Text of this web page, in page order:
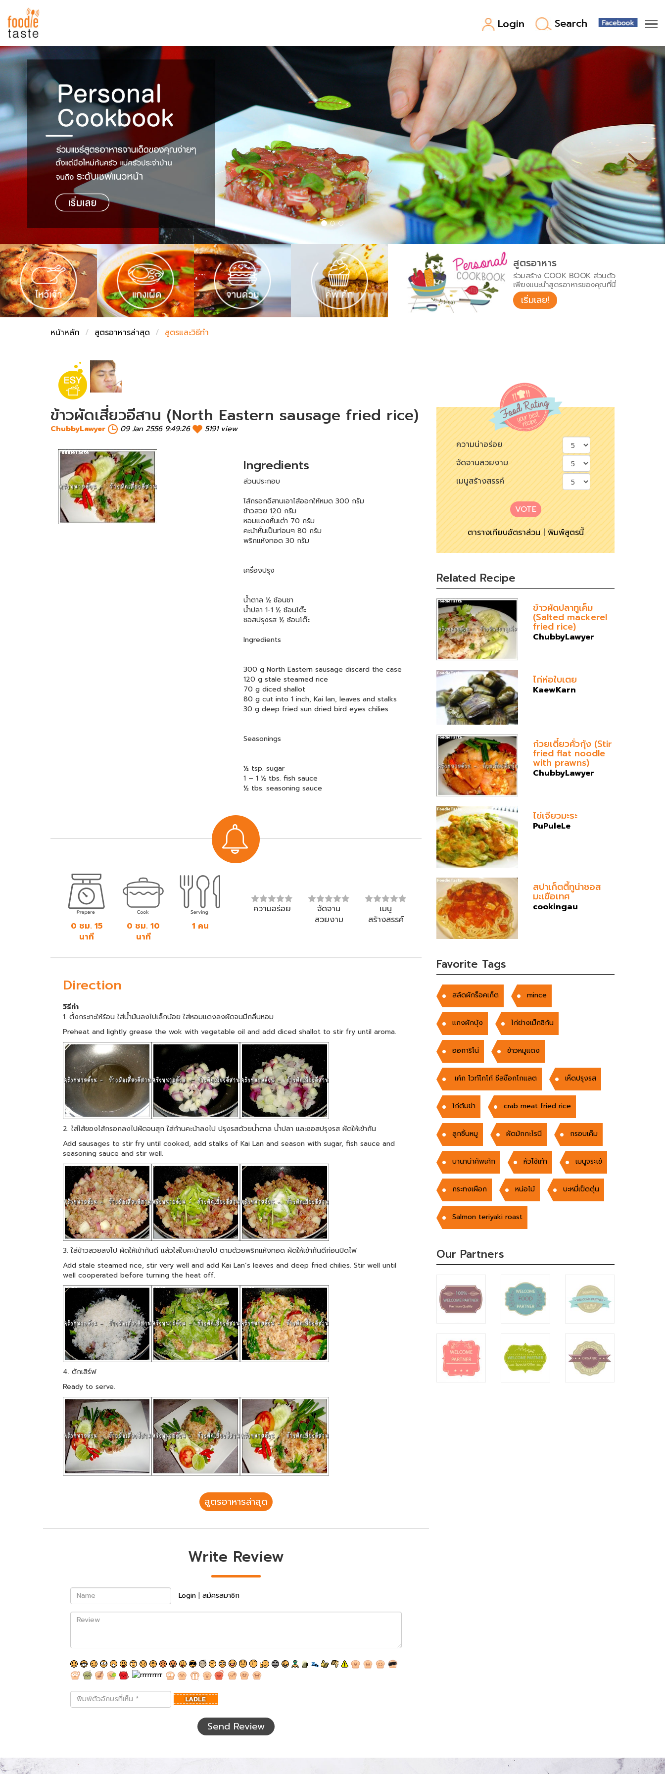
Login Search
สูตรอาหาร
สูตรอาหารล่าสุด
Top Foodie
พาไปชิม
สารพันก้นครัว
เคล็ดลับน่ารู้
เปรียบเทียบหน่วยการตวง
เปรียบเทียบอุณหภูมิ
เปรียบเทียบน้ำหนักวัตถุดิบ
ชั่งตวงเนย
FoodPedia
สร้าง Cookbook
สูตรอาหาร
ร่วมสร้าง COOK BOOK ส่วนตัว
เพียงแนะนำสูตรอาหารของคุณที่นี่
เริ่มเลย!
หน้าหลัก สูตรอาหารล่าสุด สูตรและวิธีทำ
ข้าวผัดเสี่ยวอีสาน (North Eastern sausage fried rice)
ChubbyLawyer 09 Jan 2556 9:49:26 5191 view
Ingredients
ส่วนประกอบ
ไส้กรอกอีสานเอาไส้ออกให้หมด 300 กรัม
ข้าวสวย 120 กรัม
หอมแดงหั่นเต๋า 70 กรัม
คะน้าหั่นเป็นท่อนๆ 80 กรัม
พริกแห้งทอด 30 กรัม
เครื่องปรุง
น้ำตาล ½ ช้อนชา
น้ำปลา 1-1 ½ ช้อนโต๊ะ
ซอสปรุงรส ½ ช้อนโต๊ะ
Ingredients
300 g North Eastern sausage discard the case
120 g stale steamed rice
70 g diced shallot
80 g cut into 1 inch, Kai lan, leaves and stalks
30 g deep fried sun dried bird eyes chilies
Seasonings
½ tsp. sugar
1 – 1 ½ tbs. fish sauce
½ tbs. seasoning sauce
0 ชม. 15
นาที
0 ชม. 10
นาที
1 คน
ความอร่อย
จัดจาน
สวยงาม
เมนู
สร้างสรรค์
Direction
วิธีทำ
1. ตั้งกระทะให้ร้อน ใส่น้ำมันลงไปเล็กน้อย ใส่หอมแดงลงผัดจนมีกลิ่นหอม
Preheat and lightly grease the wok with vegetable oil and add diced shallot to stir fry until aroma.
2. ใส่ไส้ของไส้กรอกลงไปผัดจนสุก ใส่ก้านคะน้าลงไป ปรุงรสด้วยน้ำตาล น้ำปลา และซอสปรุงรส ผัดให้เข้ากัน
Add sausages to stir fry until cooked, add stalks of Kai Lan and season with sugar, fish sauce and
seasoning sauce and stir well.
3. ใส่ข้าวสวยลงไป ผัดให้เข้ากันดี แล้วใส่ใบคะน้าลงไป ตามด้วยพริกแห้งทอด ผัดให้เข้ากันดีก่อนปิดไฟ
Add stale steamed rice, stir very well and add Kai Lan’s leaves and deep fried chilies. Stir well until
well cooperated before turning the heat off.
4. ตักเสิร์ฟ
Ready to serve.
สูตรอาหารล่าสุด
Write Review
Name Login | สมัครสมาชิก
Review
พิมพ์
ตัว
Send Review
ความน่าอร่อย
จัดจานสวยงาม
เมนูสร้างสรรค์
VOTE
ตารางเทียบอัตราส่วน|พิมพ์สูตรนี้
Related Recipe
ข้าวผัดปลาทูเค็ม
(Salted mackerel
fried rice)
ChubbyLawyer
ไก่ห่อใบเตย
KaewKarn
ก๋วยเตี๋ยวคั่วกุ้ง (Stir
fried flat noodle
with prawns)
ChubbyLawyer
ไข่เจียวมะระ
PuPuleLe
สปาเก็ตตี้ทูน่าซอส
มะเขือเทศ
cookingau
Favorite Tags
สลัดผักร็อคเก็ต mince
แกงผักบุ้ง ไก่ย่างเม็กซิกัน
ออการิโน่ ข้าวหมูเเดง
เค้ก ไวท์โกโก้ ชีสช๊อกโกแลต เห็ดปรุงรส
ไก่ต้มข่า crab meat fried rice
ลูกชิ้นหมู ผัดมักกะโรนี กรอบเค็ม
บานาน่าคัพเค้ก หัวไช้เท้า เมนูจระเข้
กระทงเผือก หน่อไม้ บะหมี่เป็ดตุ๋น
Salmon teriyaki roast
Our Partners